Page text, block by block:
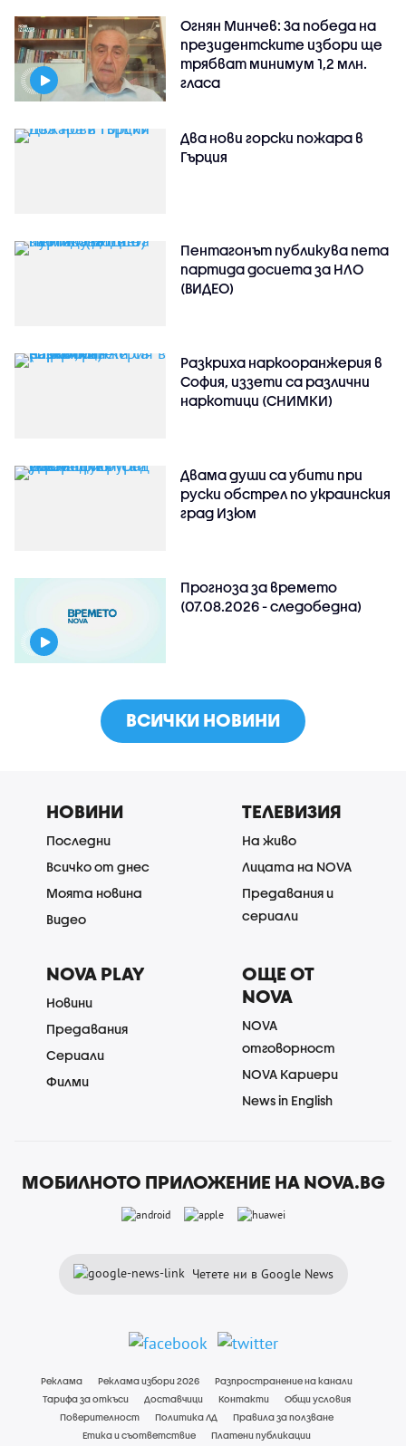
Огнян Минчев: За победа на
президентските избори ще
трябват минимум 1,2 млн.
гласа
Два нови горски пожара в
Гърция
Пентагонът публикува пета
партида досиета за НЛО
(ВИДЕО)
Разкриха наркооранжерия в
София, иззети са различни
наркотици (СНИМКИ)
Двама души са убити при
руски обстрeл по украинския
град Изюм
Прогноза за времето
(07.08.2026 - следобедна)
ВСИЧКИ НОВИНИ
НОВИНИ
Последни
Всичко от днес
Моята новина
Видео
ТЕЛЕВИЗИЯ
На живо
Лицата на NOVA
Предавания и
сериали
NOVA PLAY
Новини
Предавания
Сериали
Филми
ОЩЕ ОТ
NOVA
NOVA
отговорност
NOVA Кариери
News in English
МОБИЛНОТО ПРИЛОЖЕНИЕ НА NOVA.BG
Четете ни в Google News
Реклама Реклама избори 2026
Разпространение на канали
Тарифа за откъси
Доставчици Контакти
Общи условия
Поверителност
Политика ЛД
Правила за ползване
Етика и съответствие
Платени публикации